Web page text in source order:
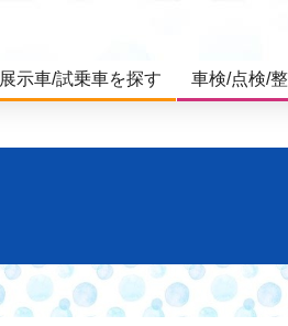
展示車/試乗車を探す 車検/点検/